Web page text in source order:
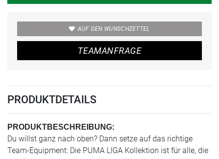
AUF DEN WUNSCHZETTEL
TEAMANFRAGE
PRODUKTDETAILS
PRODUKTBESCHREIBUNG:
Du willst ganz nach oben? Dann setze auf das richtige
Team-Equipment: Die PUMA LIGA Kollektion ist für alle, die